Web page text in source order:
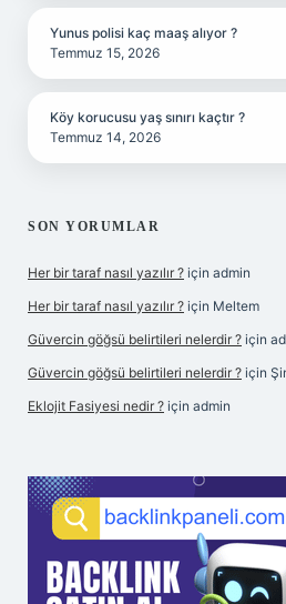
Yunus polisi kaç maaş alıyor ?
Temmuz 15, 2026
Köy korucusu yaş sınırı kaçtır ?
Temmuz 14, 2026
SON YORUMLAR
Her bir taraf nasıl yazılır ? için admin
Her bir taraf nasıl yazılır ? için Meltem
Güvercin göğsü belirtileri nelerdir ? için
Güvercin göğsü belirtileri nelerdir ? için
Eklojit Fasiyesi nedir ? için admin